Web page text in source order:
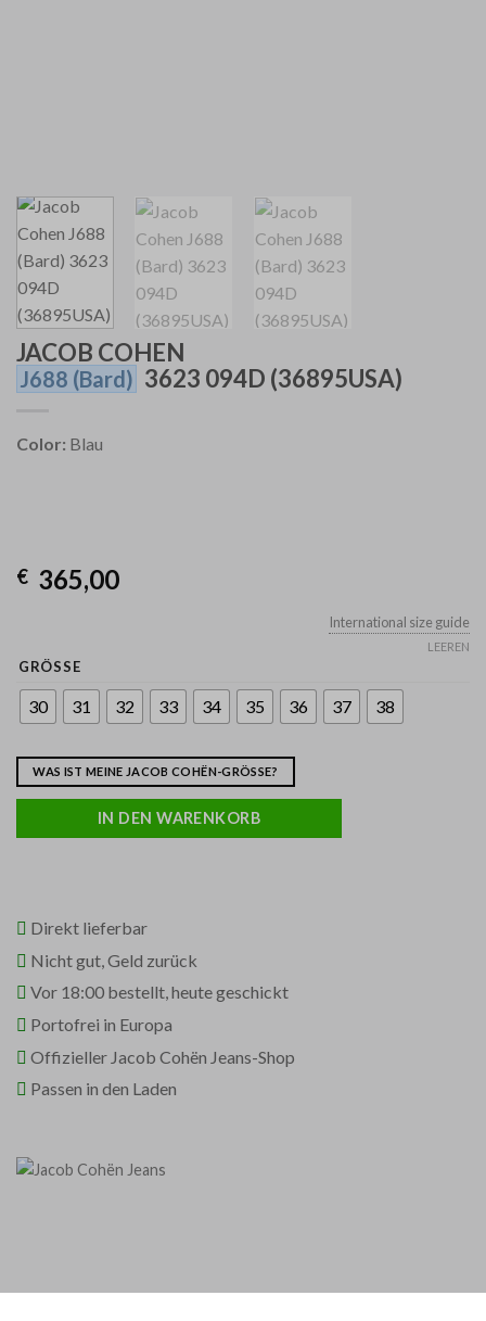
JACOB COHEN
J688 (Bard) 3623 094D (36895USA)
Color: Blau
€ 365,00
International size guide
GRÖSSE
30 31 32 33 34 35 36 37 38
LEEREN
WAS IST MEINE JACOB COHËN-GRÖSSE?
IN DEN WARENKORB
Direkt lieferbar
Nicht gut, Geld zurück
Vor 18:00 bestellt, heute geschickt
Portofrei in Europa
Offizieller Jacob Cohën Jeans-Shop
Passen in den Laden